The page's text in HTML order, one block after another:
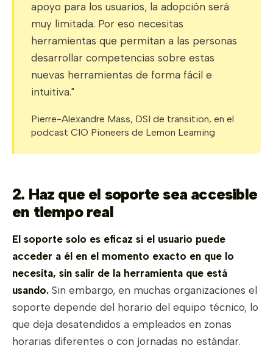
apoyo para los usuarios, la adopción será
muy limitada. Por eso necesitas
herramientas que permitan a las personas
desarrollar competencias sobre estas
nuevas herramientas de forma fácil e
intuitiva."
Pierre-Alexandre Mass, DSI de transition, en el
podcast CIO Pioneers de Lemon Learning
2. Haz que el soporte sea accesible
en tiempo real
El soporte solo es eficaz si el usuario puede
acceder a él en el momento exacto en que lo
necesita, sin salir de la herramienta que está
usando. Sin embargo, en muchas organizaciones el
soporte depende del horario del equipo técnico, lo
que deja desatendidos a empleados en zonas
horarias diferentes o con jornadas no estándar.